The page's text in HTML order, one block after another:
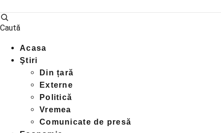
Caută
Acasa
Ştiri
Din țară
Externe
Politică
Vremea
Comunicate de presă